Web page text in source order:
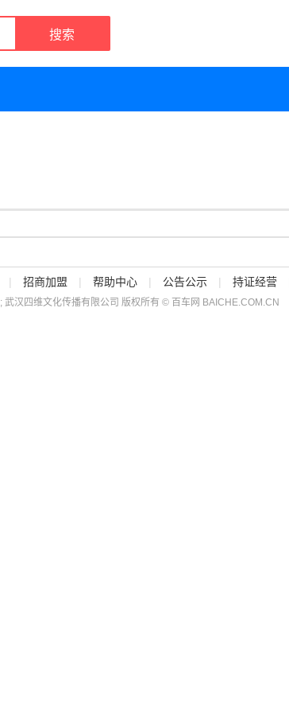
搜索
| 招商加盟 | 帮助中心 | 公告公示 | 持证经营
; 武汉四维文化传播有限公司 版权所有 © 百车网 BAICHE.COM.CN